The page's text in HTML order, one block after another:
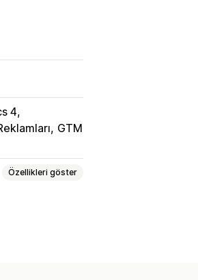
4
GTM
Özellikleri göster